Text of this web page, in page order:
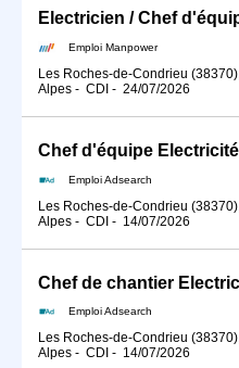
Emploi Manpower
Les Roches-de-Condrieu
Alpes - CDI - 24/07/2026
Chef d'équipe
Emploi Adsearch
Les Roches-de-Condrieu
Alpes - CDI - 14/07/2026
Chef de chantier
Emploi Adsearch
Les Roches-de-Condrieu
Alpes - CDI - 14/07/2026